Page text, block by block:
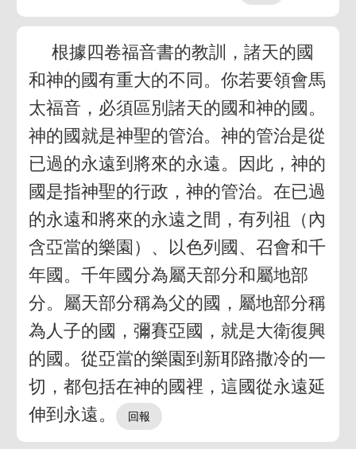
根據四卷福音書的教訓，諸天的國
和神的國有重大的不同。你若要領會馬
太福音，必須區別諸天的國和神的國。
神的國就是神聖的管治。神的管治是從
已過的永遠到將來的永遠。因此，神的
國是指神聖的行政，神的管治。在已過
的永遠和將來的永遠之間，有列祖（內
含亞當的樂園）、以色列國、召會和千
年國。千年國分為屬天部分和屬地部
分。屬天部分稱為父的國，屬地部分稱
為人子的國，彌賽亞國，就是大衛復興
的國。從亞當的樂園到新耶路撒冷的一
切，都包括在神的國裡，這國從永遠延
伸到永遠。